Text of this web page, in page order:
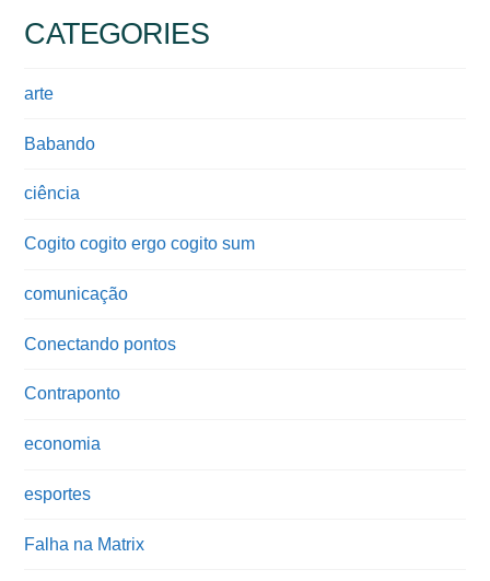
CATEGORIES
arte
Babando
ciência
Cogito cogito ergo cogito sum
comunicação
Conectando pontos
Contraponto
economia
esportes
Falha na Matrix